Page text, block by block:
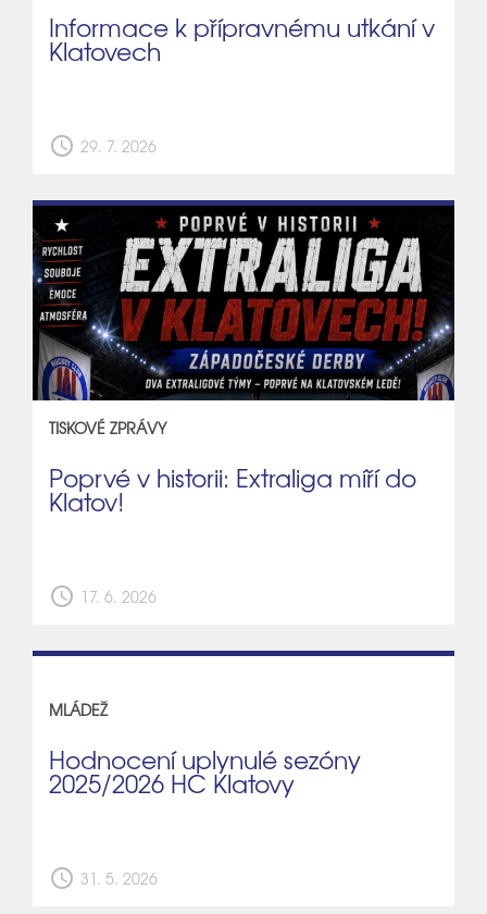
Informace k přípravnému utkání v
Klatovech
schedule 29. 7. 2026
TISKOVÉ ZPRÁVY
Poprvé v historii: Extraliga míří do
Klatov!
schedule 17. 6. 2026
MLÁDEŽ
Hodnocení uplynulé sezóny
2025/2026 HC Klatovy
schedule 31. 5. 2026